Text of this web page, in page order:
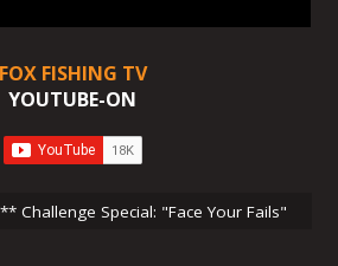
FOX FISHING TV
YOUTUBE-ON
Challenge Special: "Face Your Fails"